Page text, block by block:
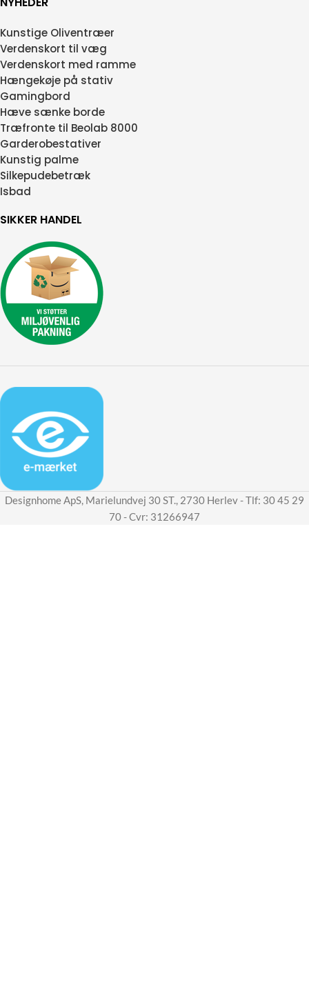
Kunstige Oliventræer
Verdenskort til væg
Verdenskort med ramme
Hængekøje på stativ
Gamingbord
Hæve sænke borde
Træfronte til Beolab 8000
Garderobestativer
Kunstig palme
Silkepudebetræk
Isbad
SIKKER HANDEL
Designhome ApS, Marielundvej 30 ST., 2730 Herlev - Tlf: 30 45 29
70 - Cvr: 31266947